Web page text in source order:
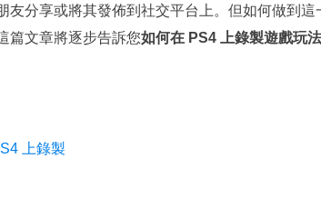
友分享或將其發佈到社交平台上。但如何做到
篇文章將逐步告訴您如何在 PS4 上錄製遊戲玩法
上錄製